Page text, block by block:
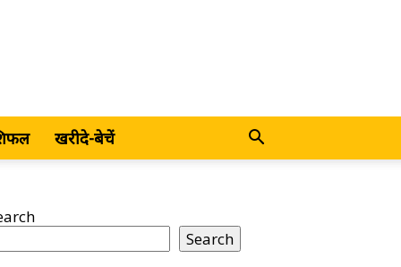
खरीदे-बेचें
Search